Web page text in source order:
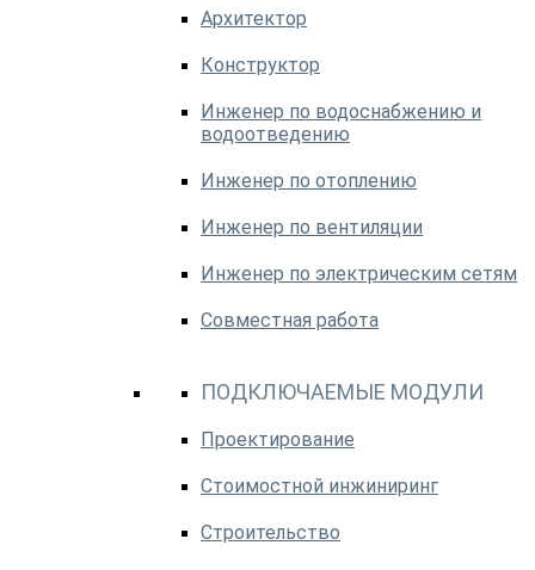
Архитектор
Конструктор
Инженер по водоснабжению и
водоотведению
Инженер по отоплению
Инженер по вентиляции
Инженер по электрическим сетям
Совместная работа
ПОДКЛЮЧАЕМЫЕ МОДУЛИ
Проектирование
Стоимостной инжиниринг
Строительство